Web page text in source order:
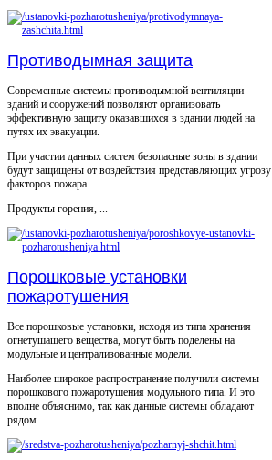
Противодымная защита
Современные системы противодымной вентиляции
зданий и сооружений позволяют организовать
эффективную защиту оказавшихся в здании людей на
путях их эвакуации.
При участии данных систем безопасные зоны в здании
будут защищены от воздействия представляющих угрозу
факторов пожара.
Продукты горения, ...
Порошковые установки
пожаротушения
Все порошковые установки, исходя из типа хранения
огнетушащего вещества, могут быть поделены на
модульные и централизованные модели.
Наиболее широкое распространение получили системы
порошкового пожаротушения модульного типа. И это
вполне объяснимо, так как данные системы обладают
рядом ...